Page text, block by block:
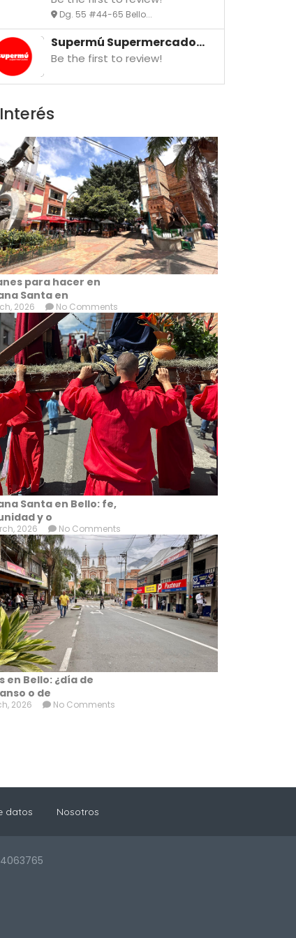
Dg. 55 #44-65 Bello...
Supermú Supermercado...
Be the first to review!
para hacer en
Santa en
2026 No Comments
Santa en Bello: fe,
y o
2026 No Comments
en Bello: ¿día de
o de
2026 No Comments
datos Nosotros